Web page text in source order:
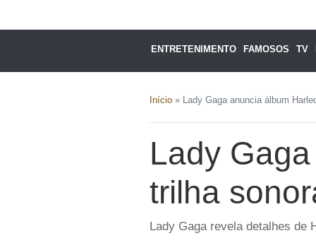
ENTRETENIMENTO FAMOSOS TV
Início » Lady Gaga anuncia álbum
Lady
trilha
Lady Gaga revela detalhes de